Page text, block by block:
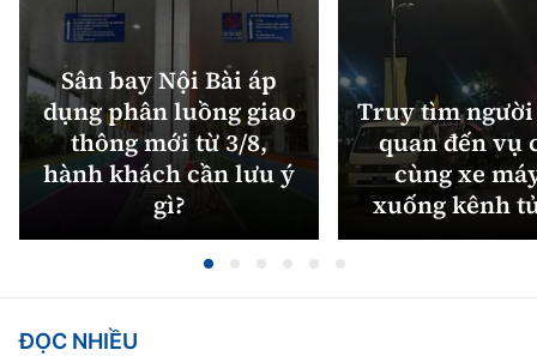
Sân bay Nội Bài áp
dụng phân luồng giao
thông mới từ 3/8,
hành khách cần lưu ý
gì?
Truy tìm
quan đến vụ
cùng xe
xuống kênh
ĐỌC NHIỀU